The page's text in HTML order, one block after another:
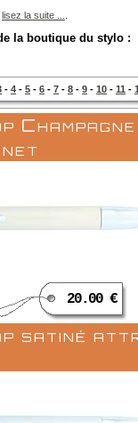
lisez la suite ...
la boutique du stylo :
- 4 - 5 - 6 - 7 - 8 - 9 - 10 - 11 -
20.00 €
satiné